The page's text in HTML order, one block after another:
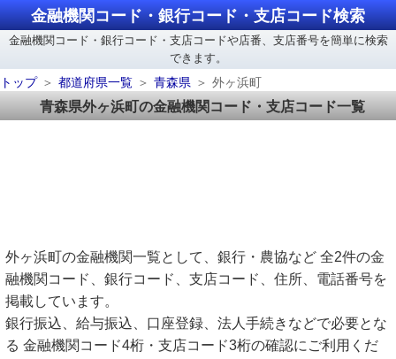
金融機関コード・銀行コード・支店コード検索
金融機関コード・銀行コード・支店コードや店番、支店番号を簡単に検索
できます。
トップ
都道府県一覧 青森県 外ヶ浜町
青森県外ヶ浜町の金融機関コード・支店コード一覧
外ヶ浜町の金融機関一覧として、銀行・農協など 全2件の金
融機関コード、銀行コード、支店コード、住所、電話番号を
掲載しています。
銀行振込、給与振込、口座登録、法人手続きなどで必要とな
る 金融機関コード4桁・支店コード3桁の確認にご利用くだ